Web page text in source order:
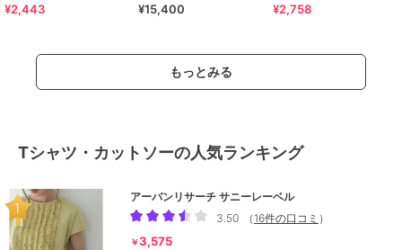
ける クルーネックニット
¥2,443 ¥15,400 ¥2,758
もっとみる
Tシャツ・カットソーの人気ランキング
アーバンリサーチ サニーレーベル
3.50
（ 16件の口コミ ）
￥3,575